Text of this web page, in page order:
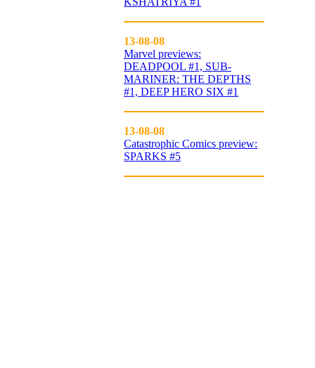
13-08-08
Marvel previews:
DEADPOOL #1, SUB-
MARINER: THE DEPTHS
#1, DEEP HERO SIX #1
13-08-08
Catastrophic Comics preview:
SPARKS #5